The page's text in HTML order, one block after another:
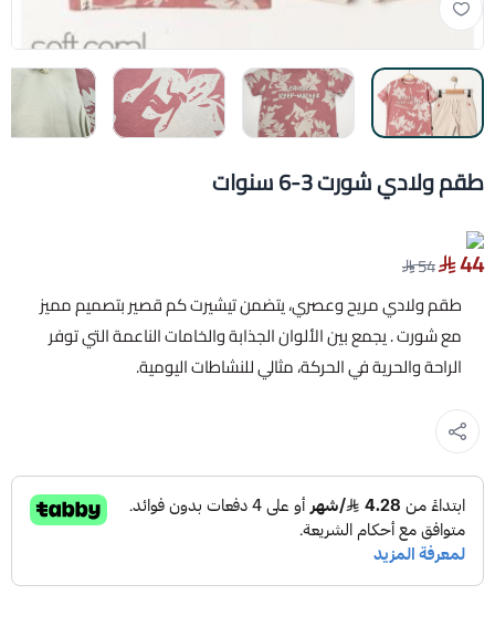
طقم ولادي شورت 3-6 سنوات
44
54
طقم ولادي مريح وعصري، يتضمن تيشيرت كم قصير بتصميم مميز
مع شورت . يجمع بين الألوان الجذابة والخامات الناعمة التي توفر
الراحة والحرية في الحركة، مثالي للنشاطات اليومية.